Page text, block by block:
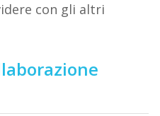
con gli altri